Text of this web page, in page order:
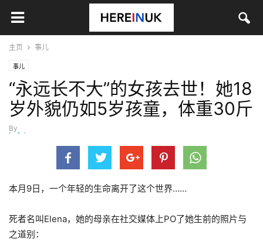
主页 事儿
事儿
“永远长不大”的女孩去世！她18
岁外貌仍如5岁孩童，体重30斤
By
hefei
本月9日，一个年轻的生命离开了这个世界……
死者名叫Elena，她的母亲在社交媒体上PO了她生前的照片与
之道别：